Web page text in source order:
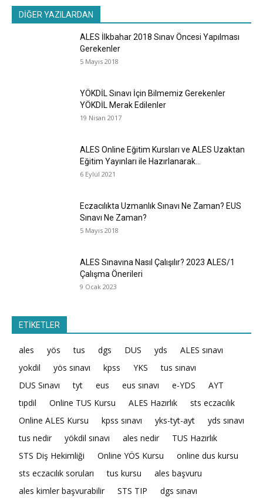
DİĞER YAZILARDAN
ALES İlkbahar 2018 Sınav Öncesi Yapılması
Gerekenler
5 Mayıs 2018
YÖKDİL Sınavı İçin Bilmemiz Gerekenler
YÖKDİL Merak Edilenler
19 Nisan 2017
ALES Online Eğitim Kursları ve ALES Uzaktan
Eğitim Yayınları ile Hazırlanarak...
6 Eylül 2021
Eczacılıkta Uzmanlık Sınavı Ne Zaman? EUS
Sınavı Ne Zaman?
5 Mayıs 2018
ALES Sınavına Nasıl Çalışılır? 2023 ALES/1
Çalışma Önerileri
9 Ocak 2023
ETİKETLER
ales yös tus dgs DUS yds
ALES sınavı
yokdil
yös sınavı kpss YKS
tus sınavı
DUS Sınavı
tyt eus eus sınavı e-YDS
AYT
tıpdil
Online TUS Kursu ALES Hazırlık
sts eczacılık
Online ALES Kursu
kpss sınavı yks-tyt-ayt
yds sınavı
tus nedir
yökdil sınavı ales nedir
TUS Hazırlık
STS Diş Hekimliği
Online YÖS Kursu
online dus kursu
sts eczacılık soruları
tus kursu
ales başvuru
ales kimler başvurabilir
STS TIP
dgs sınavı